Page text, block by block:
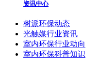
资讯中心
树派环保动态
光触媒行业资讯
室内环保行业动向
室内环保科普知识